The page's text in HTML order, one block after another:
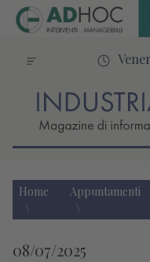
Home Appuntamenti
08/07/2025